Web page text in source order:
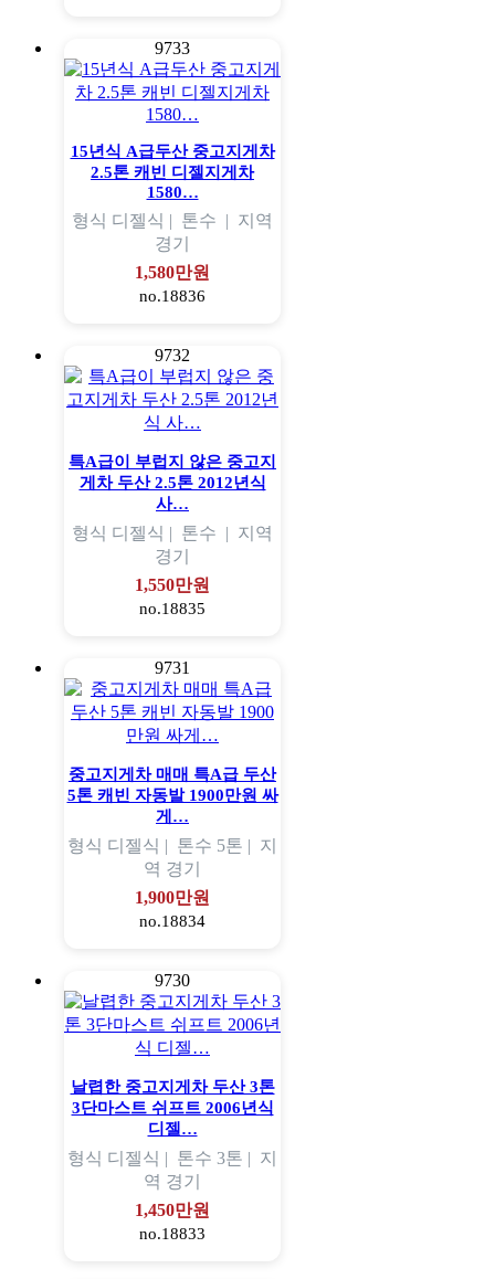
9733
15년식 A급두산 중고지게차
2.5톤 캐빈 디젤지게차
1580…
형식 디젤식 | 톤수 | 지역
경기
1,580만원
no.18836
9732
특A급이 부럽지 않은 중고지
게차 두산 2.5톤 2012년식
사…
형식 디젤식 | 톤수 | 지역
경기
1,550만원
no.18835
9731
중고지게차 매매 특A급 두산
5톤 캐빈 자동발 1900만원 싸
게…
형식 디젤식 | 톤수 5톤 | 지
역 경기
1,900만원
no.18834
9730
날렵한 중고지게차 두산 3톤
3단마스트 쉬프트 2006년식
디젤…
형식 디젤식 | 톤수 3톤 | 지
역 경기
1,450만원
no.18833